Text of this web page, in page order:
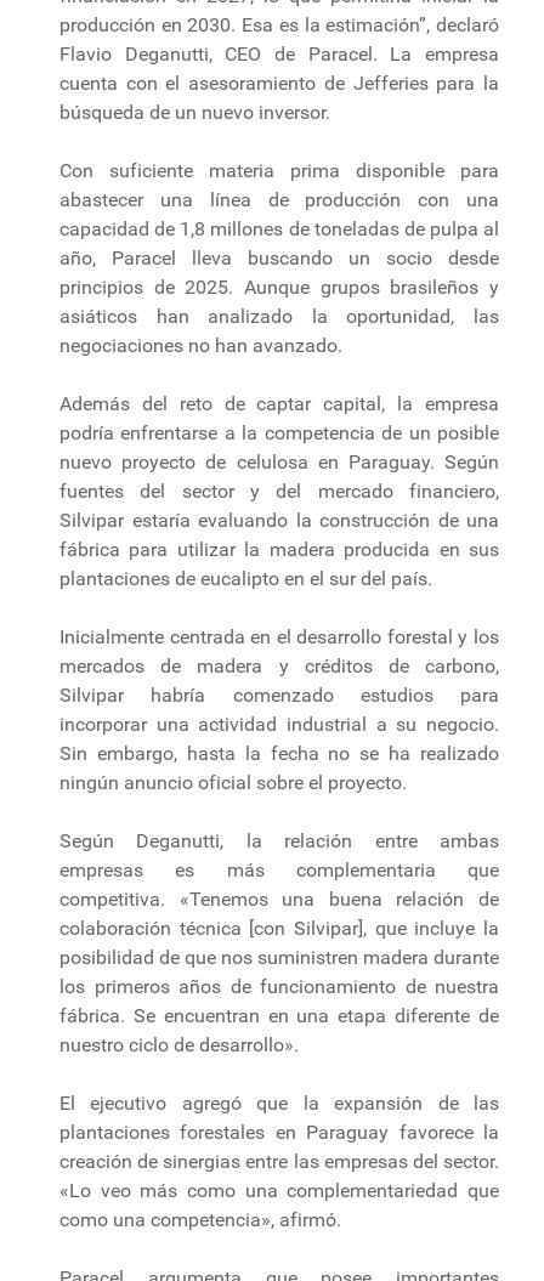
producción en 2030. Esa es la estimación”, declaró
Flavio Deganutti, CEO de Paracel. La empresa
cuenta con el asesoramiento de Jefferies para la
búsqueda de un nuevo inversor.
Con suficiente materia prima disponible para
abastecer una línea de producción con una
capacidad de 1,8 millones de toneladas de pulpa al
año, Paracel lleva buscando un socio desde
principios de 2025. Aunque grupos brasileños y
asiáticos han analizado la oportunidad, las
negociaciones no han avanzado.
Además del reto de captar capital, la empresa
podría enfrentarse a la competencia de un posible
nuevo proyecto de celulosa en Paraguay. Según
fuentes del sector y del mercado financiero,
Silvipar estaría evaluando la construcción de una
fábrica para utilizar la madera producida en sus
plantaciones de eucalipto en el sur del país.
Inicialmente centrada en el desarrollo forestal y los
mercados de madera y créditos de carbono,
Silvipar habría comenzado estudios para
incorporar una actividad industrial a su negocio.
Sin embargo, hasta la fecha no se ha realizado
ningún anuncio oficial sobre el proyecto.
Según Deganutti, la relación entre ambas
empresas es más complementaria que
competitiva. «Tenemos una buena relación de
colaboración técnica [con Silvipar], que incluye la
posibilidad de que nos suministren madera durante
los primeros años de funcionamiento de nuestra
fábrica. Se encuentran en una etapa diferente de
nuestro ciclo de desarrollo».
El ejecutivo agregó que la expansión de las
plantaciones forestales en Paraguay favorece la
creación de sinergias entre las empresas del sector.
«Lo veo más como una complementariedad que
como una competencia», afirmó.